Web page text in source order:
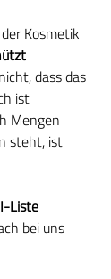
Kosmetik
dass das
ist
Mengen
steht, ist
Liste
bei uns